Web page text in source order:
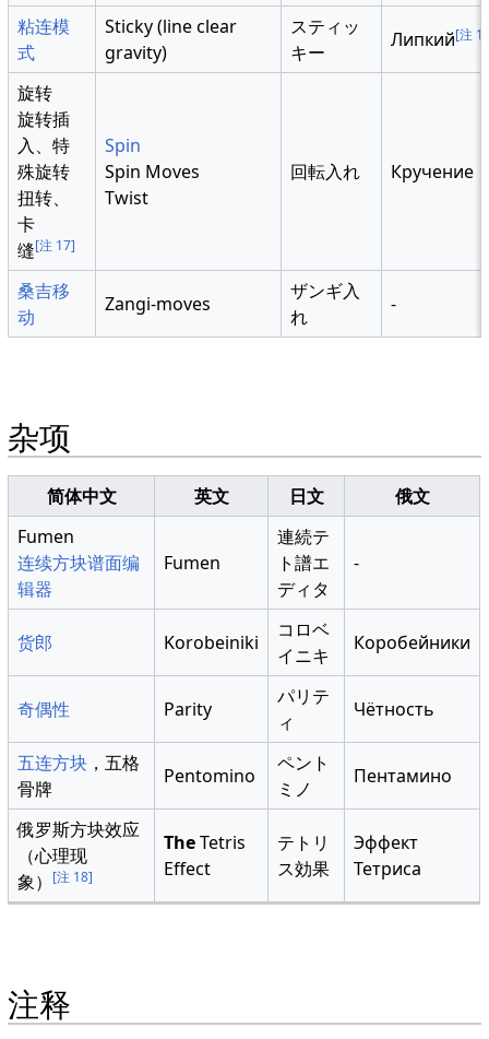
粘连模
式
Sticky (line clear
gravity)
スティッ
キー
Липкий[注
旋转
旋转插
入、特
殊旋转
扭转、
卡
缝[注 17]
Spin
Spin Moves
Twist
回転入れ Кручение
桑吉移
动
Zangi-moves
ザンギ入
れ
-
杂项
简体中文 英文 日文
俄文
Fumen
连续方块谱面编
辑器
Fumen
連続テ
ト譜エ
ディタ
-
货郎 Korobeiniki
コロベ
イニキ
Коробейники
奇偶性 Parity
パリテ
ィ
Чётность
五连方块 ，五格
骨牌
Pentomino
ペント
ミノ
Пентамино
俄罗斯方块效应
（心理现
象）
[注 18]
TheTetris
Effect
テトリ
ス効果
Эффект
Тетриса
注释